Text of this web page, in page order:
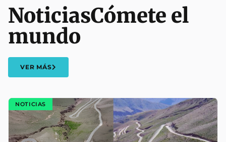
NoticiasCómete el
mundo
VER MÁS
NOTICIAS